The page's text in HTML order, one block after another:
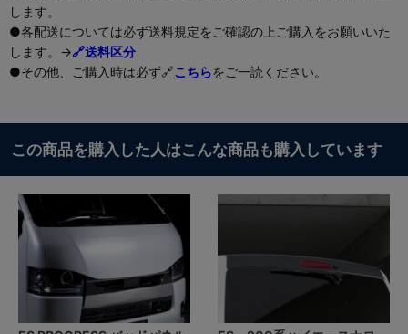
します。
●各配送については必ず送料規定をご確認の上ご購入をお願いいた
します。→🔗送料区分
●その他、ご購入時は必ず🔗こちらをご一読ください。
この商品を購入した人はこんな商品も購入しています